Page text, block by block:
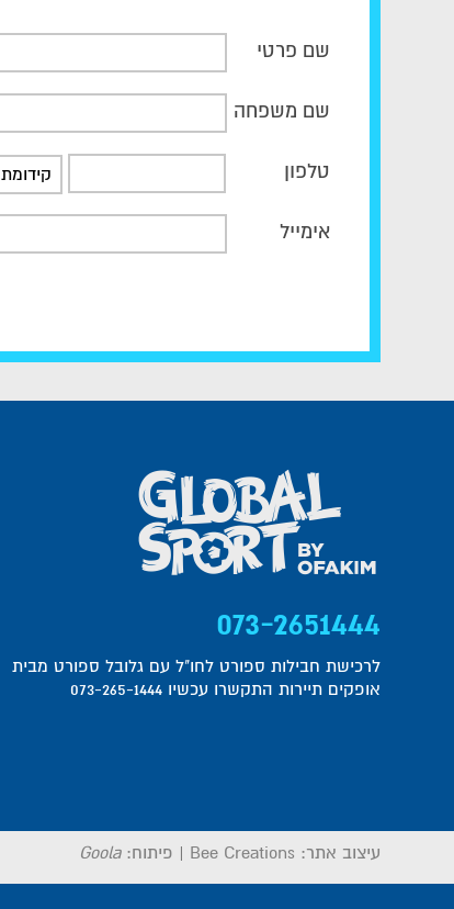
שם פרטי
שם משפחה
טלפון קידומת
אימייל
073-2651444
לרכישת חבילות ספורט לחו"ל עם גלובל ספורט מבית
אופקים תיירות התקשרו עכשיו 073-265-1444
עיצוב אתר: Bee Creations
| פיתוח:Goola